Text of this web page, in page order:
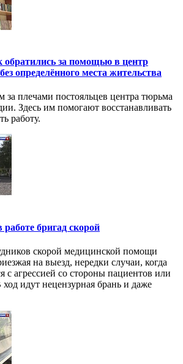
за помощью в центр
определённого места жительства
за плечами постояльцев центра тюрьма
Здесь им помогают восстанавливать
работу.
бригад скорой
скорой медицинской помощи
на выезд, нередки случаи, когда
с агрессией со стороны пациентов или
идут нецензурная брань и даже